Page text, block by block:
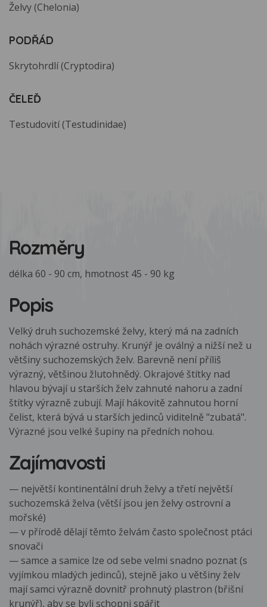
Želvy (Chelonia)
PODŘÁD
Skrytohrdlí (Cryptodira)
ČELEĎ
Testudovití (Testudinidae)
Rozměry
délka 60 - 90 cm, hmotnost 45 - 90 kg
Popis
Velký druh suchozemské želvy, který má na zadních
nohách výrazné ostruhy. Krunýř je oválný a nižší než u
většiny suchozemských želv. Barevně není příliš
výrazný, většinou žlutohnědý. Okrajové štítky nad
hlavou bývají u starších želv zahnuté nahoru a zadní
štítky výrazně zubují. Mají hákovitě zahnutou horní
čelist, která bývá u starších jedinců viditelně "zubatá".
Výrazné jsou velké šupiny na předních nohou.
Zajímavosti
— největší kontinentální druh želvy a třetí největší
suchozemská želva (větší jsou jen želvy ostrovní a
mořské)
​— v přírodě dělají těmto želvám často společnost ptáci
snovači
— samce a samice lze od sebe velmi snadno poznat (s
vyjímkou mladých jedinců), stejně jako u většiny želv
mají samci výrazně dovnitř prohnutý plastron (břišní
krunýř), aby se byli schopni spářit